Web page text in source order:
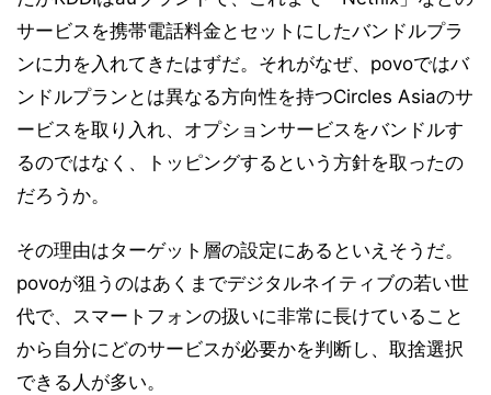
サービスを携帯電話料金とセットにしたバンドルプラ
ンに力を入れてきたはずだ。それがなぜ、povoではバ
ンドルプランとは異なる方向性を持つCircles Asiaのサ
ービスを取り入れ、オプションサービスをバンドルす
るのではなく、トッピングするという方針を取ったの
だろうか。
その理由はターゲット層の設定にあるといえそうだ。
povoが狙うのはあくまでデジタルネイティブの若い世
代で、スマートフォンの扱いに非常に長けていること
から自分にどのサービスが必要かを判断し、取捨選択
できる人が多い。